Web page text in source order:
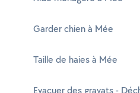
Garder chien à Mée
Taille de haies à Mée
Evacuer des gravats -